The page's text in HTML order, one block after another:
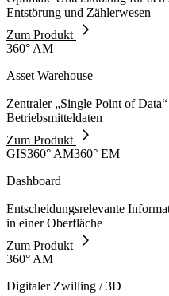
Entstörung und Zählerwesen
Zum Produkt
360° AM
Asset Warehouse
Zentraler „Single Point of
Betriebsmitteldaten
Zum Produkt
GIS360° AM360° EM
Dashboard
Entscheidungsrelevante
in einer Oberfläche
Zum Produkt
360° AM
Digitaler Zwilling / 3D